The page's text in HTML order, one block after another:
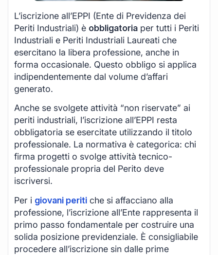
L’iscrizione all’EPPI (Ente di Previdenza dei
Periti Industriali) è obbligatoria per tutti i Periti
Industriali e Periti Industriali Laureati che
esercitano la libera professione, anche in
forma occasionale. Questo obbligo si applica
indipendentemente dal volume d’affari
generato.
Anche se svolgete attività “non riservate” ai
periti industriali, l’iscrizione all’EPPI resta
obbligatoria se esercitate utilizzando il titolo
professionale. La normativa è categorica: chi
firma progetti o svolge attività tecnico-
professionale propria del Perito deve
iscriversi.
Per i giovani periti che si affacciano alla
professione, l’iscrizione all’Ente rappresenta il
primo passo fondamentale per costruire una
solida posizione previdenziale. È consigliabile
procedere all’iscrizione sin dalle prime